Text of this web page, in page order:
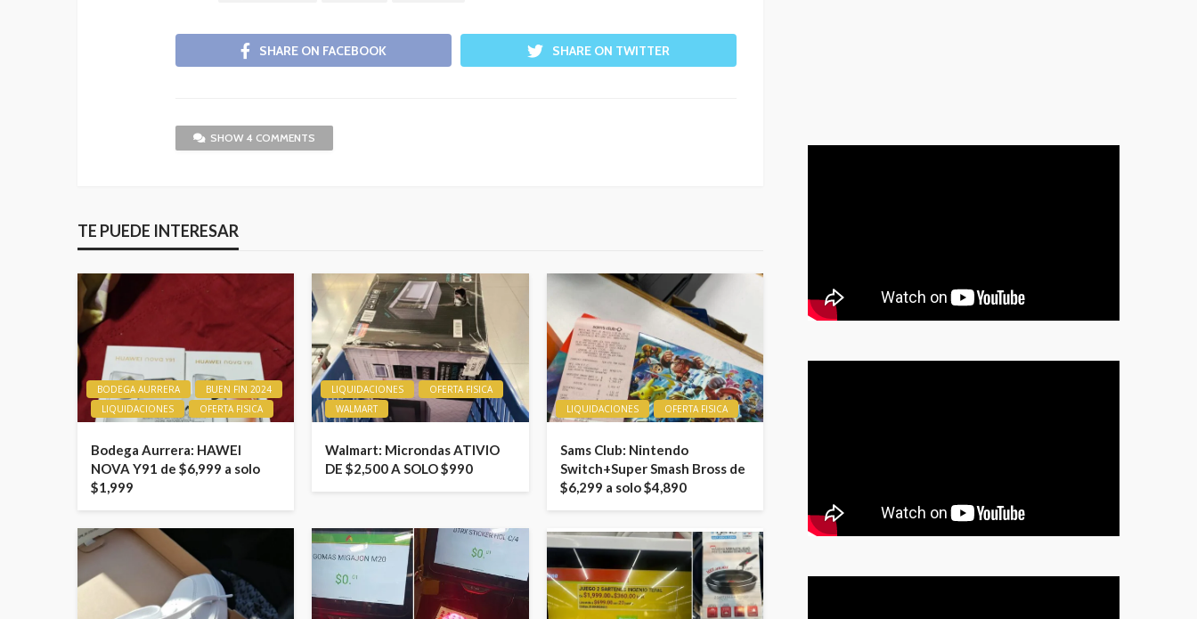
SHARE ON FACEBOOK SHARE ON TWITTER
SHOW 4 COMMENTS
TE PUEDE INTERESAR
BODEGA AURRERA
BUEN FIN 2024
LIQUIDACIONES
OFERTA FISICA
Bodega Aurrera: HAWEI
NOVA Y91 de $6,999 a solo
$1,999
LIQUIDACIONES
OFERTA FISICA
WALMART
Walmart: Microndas ATIVIO
DE $2,500 A SOLO $990
LIQUIDACIONES OFERTA FISICA
Sams Club: Nintendo
Switch+Super Smash Bross de
$6,299 a solo $4,890